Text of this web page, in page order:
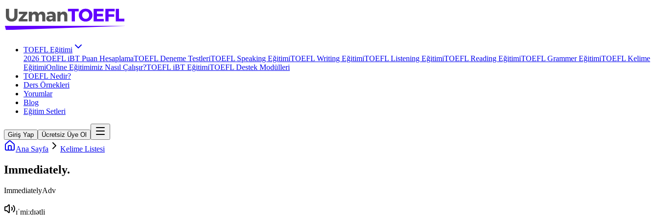
TOEFL Eğitimi
2026 TOEFL iBT Puan HesaplamaTOEFL Deneme TestleriTOEFL Speaking EğitimiTOEFL Writing EğitimiTOEFL Listening EğitimiTOEFL Reading EğitimiTOEFL Grammer EğitimiTOEFL Kelime
EğitimiOnline Eğitimimiz Nasıl Çalışır?TOEFL iBT EğitimiTOEFL Destek Modülleri
TOEFL Nedir?
Ders Örnekleri
Yorumlar
Blog
Eğitim Setleri
Giriş Yap Ücretsiz Üye Ol
Ana Sayfa Kelime Listesi
Immediately.
ImmediatelyAdv
ɪˈmiːdɪətli